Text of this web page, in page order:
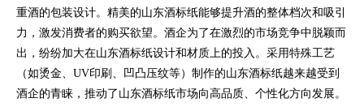
重酒的包装设计。精美的山东酒标纸能够提升酒的整体档次和吸引
力，激发消费者的购买欲望。酒企为了在激烈的市场竞争中脱颖而
出，纷纷加大在山东酒标纸设计和材质上的投入。采用特殊工艺
（如烫金、UV印刷、凹凸压纹等）制作的山东酒标纸越来越受到
酒企的青睐，推动了山东酒标纸市场向高品质、个性化方向发展。